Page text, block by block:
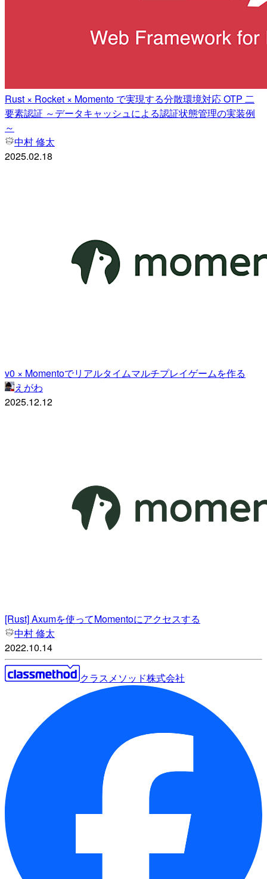
Rust × Rocket × Momento で実現する分散環境対応 OTP 二
要素認証 ～データキャッシュによる認証状態管理の実装例
～
中村 修太
2025.02.18
v0 × Momentoでリアルタイムマルチプレイゲームを作る
えがわ
2025.12.12
[Rust] Axumを使ってMomentoにアクセスする
中村 修太
2022.10.14
クラスメソッド株式会社